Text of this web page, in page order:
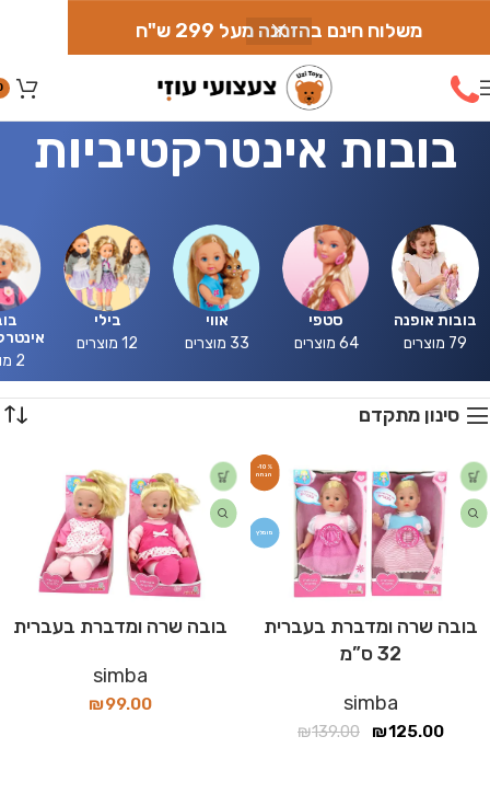
משלוח חינם בהזמנה מעל 299 ש"ח
בובות אינטרקטיביות
בובות אופנה
79 מוצרים
סטפי
64 מוצרים
אווי
33 מוצרים
בילי
12 מוצרים
2 מוצרים
סינון מתקדם
-10%
מומלץ
בובה שרה ומדברת בעברית
32 ס”מ
simba
₪139.00 ₪125.00
בובה שרה ומדברת בעברית
simba
₪99.00